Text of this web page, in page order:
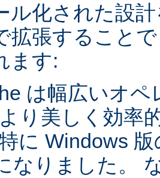
ル化された設
拡張すること
ます:
は幅広いオ
り美しく効率
に Windows
なりました。